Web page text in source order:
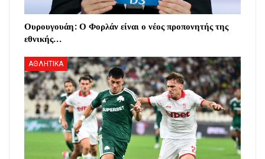
Ουρουγουάη: Ο Φορλάν είναι ο νέος προπονητής της
εθνικής…
ΑΘΛΗΤΙΚΑ